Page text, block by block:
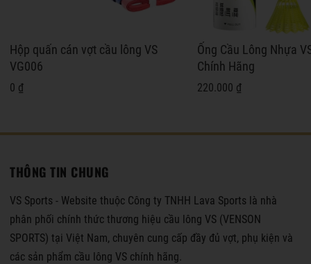
Hộp quấn cán vợt cầu lông VS
VG006
0 ₫
Ống Cầu Lông Nhựa
Chính Hãng
220.000 ₫
THÔNG TIN CHUNG
VS Sports - Website thuộc Công ty TNHH Lava Sports là nhà
phân phối chính thức thương hiệu cầu lông VS (VENSON
SPORTS) tại Việt Nam, chuyên cung cấp đầy đủ vợt, phụ kiện và
các sản phẩm cầu lông VS chính hãng.